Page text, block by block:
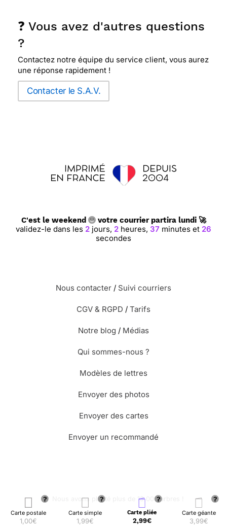
Carte postale
1,00€
Carte simple
1,99€
Carte pliée
2,99€
Carte géante
3,99€
❓ Vous avez d'autres questions
?
Contactez notre équipe du service client, vous aurez
une réponse rapidement !
Contacter le S.A.V.
C'est le weekend votre courrier partira lundi 🚀
validez-le dans les 2 jours, 2 heures,37 minutes et 25
secondes
Nous contacter / Suivi courriers
CGV & RGPD / Tarifs
Notre blog / Médias
Qui sommes-nous ?
Modèles de lettres
Envoyer des photos
Envoyer des cartes
Envoyer un recommandé
🌳 Nous avons planté plus de 13.000 arbres !